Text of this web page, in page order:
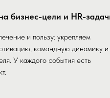
бизнес-цели и HR-
и пользу: укрепляем
командную динамику и
У каждого события есть